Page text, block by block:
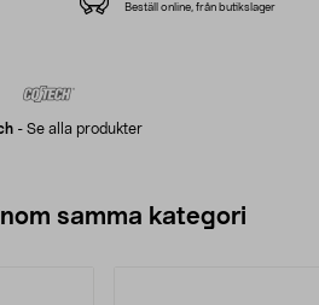
- Se alla produkter
Beställ online, från butikslager
samma kategori